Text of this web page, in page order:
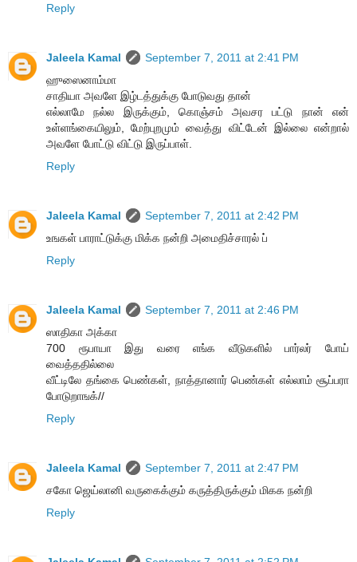
Reply
Jaleela Kamal
September 7, 2011 at 2:41 PM
ஹுஸைனாம்மா
சாதியா அவளே இழ்டத்துக்கு போடுவது தான்
எல்லாமே நல்ல இருக்கும், கொஞ்சம் அவசர பட்டு நான் என்
உள்ளங்கையிலும், மேற்புறமும் வைத்து விட்டேன் இல்லை என்றால்
அவளே போட்டு விட்டு இருப்பாள்.
Reply
Jaleela Kamal
September 7, 2011 at 2:42 PM
உஙகள் பாராட்டுக்கு மிக்க நன்றி அமைதிச்சாரல் ப்
Reply
Jaleela Kamal
September 7, 2011 at 2:46 PM
ஸாதிகா அக்கா
700 ரூபாயா இது வரை எங்க வீடுகளில் பார்லர் போய்
வைத்ததில்லை
வீட்டிலே தங்கை பெண்கள், நாத்தானார் பெண்கள் எல்லாம் சூப்பரா
போடுறாஙக்//
Reply
Jaleela Kamal
September 7, 2011 at 2:47 PM
சகோ ஜெய்லானி வருகைக்கும் கருத்திருக்கும் மிகக நன்றி
Reply